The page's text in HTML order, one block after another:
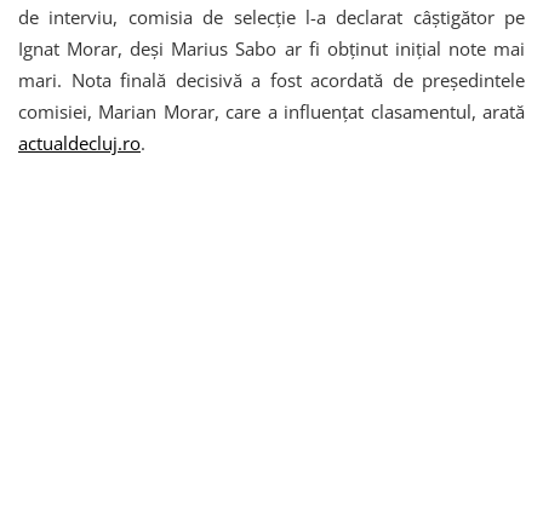
de interviu, comisia de selecție l-a declarat câștigător pe
Ignat Morar, deși Marius Sabo ar fi obținut inițial note mai
mari. Nota finală decisivă a fost acordată de președintele
comisiei, Marian Morar, care a influențat clasamentul, arată
actualdecluj.ro.